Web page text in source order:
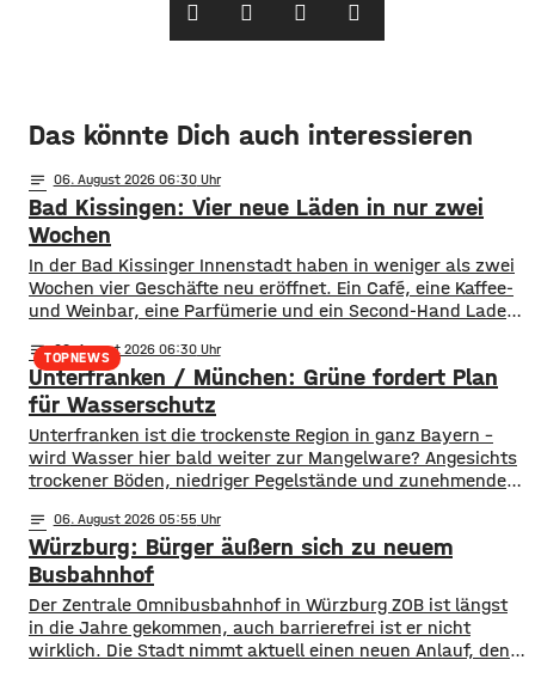
Das könnte Dich auch interessieren
notes 06. August 2026 06:30
Bad Kissingen: Vier neue Läden in nur zwei
Wochen
In der Bad Kissinger Innenstadt haben in weniger als zwei
Wochen vier Geschäfte neu eröffnet. Ein Café, eine Kaffee-
und Weinbar, eine Parfümerie und ein Second-Hand Laden
Kissingens Oberbürgermeister Dirk Vogel und der
Wirtschaftsförderer der Stadt Sebastian Bünner sehen
damit ihr Engagement und den aktuellen Kurs der
TOPNEWS
notes 06. August 2026 06:30
Unterfranken / München: Grüne fordert Plan
für Wasserschutz
​​Unterfranken ist die trockenste Region in ganz Bayern –
wird Wasser hier bald weiter zur Mangelware? Angesichts
trockener Böden, niedriger Pegelstände und zunehmender
​Mit einem neuen Antrag fordern sie einen 10-Punkte-
Wasser-Notfallplan für Bayern. ​Die Grünen-Fraktion hat
dabei kurzfristige und langfristige Maßnahmen im Petto.
So sollen unter anderem
notes 06. August 2026 05:55
Würzburg: Bürger äußern sich zu neuem
Busbahnhof
Der Zentrale Omnibusbahnhof in Würzburg ZOB ist längst
in die Jahre gekommen, auch barrierefrei ist er nicht
wirklich. Die Stadt nimmt aktuell einen neuen Anlauf, den